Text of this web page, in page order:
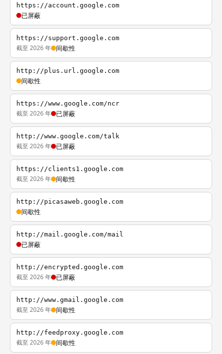
https://account.google.com
已屏蔽
https://support.google.com
截至 2026 年 间歇性
http://plus.url.google.com
间歇性
https://www.google.com/ncr
截至 2026 年 已屏蔽
http://www.google.com/talk
截至 2026 年 已屏蔽
https://clients1.google.com
截至 2026 年 间歇性
http://picasaweb.google.com
间歇性
http://mail.google.com/mail
已屏蔽
http://encrypted.google.com
截至 2026 年 已屏蔽
http://www.gmail.google.com
截至 2026 年 间歇性
http://feedproxy.google.com
截至 2026 年 间歇性